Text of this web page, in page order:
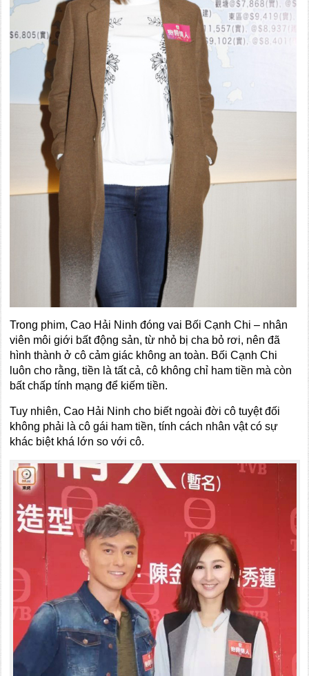
Trong phim, Cao Hải Ninh đóng vai Bối Cạnh Chi – nhân
viên môi giới bất động sản, từ nhỏ bị cha bỏ rơi, nên đã
hình thành ở cô cảm giác không an toàn. Bối Cạnh Chi
luôn cho rằng, tiền là tất cả, cô không chỉ ham tiền mà còn
bất chấp tính mạng để kiếm tiền.
Tuy nhiên, Cao Hải Ninh cho biết ngoài đời cô tuyệt đối
không phải là cô gái ham tiền, tính cách nhân vật có sự
khác biệt khá lớn so với cô.